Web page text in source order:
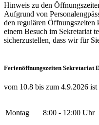
Hinweis zu den
Aufgrund von
den regulären Öffnungszeiten
einem Besuch im Sekretariat
sicherzustellen, dass wir für
Ferienöffnungszeiten Sekretariat
vom 10.8 bis zum 4.9.2026 ist
Montag 8:00 - 12:00 Uhr